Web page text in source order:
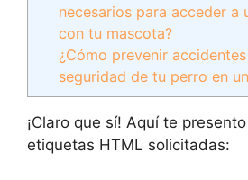
necesarios para acceder a
con tu mascota?
¿Cómo prevenir
seguridad de tu perro en
¡Claro que sí! Aquí te
etiquetas HTML solicitadas: